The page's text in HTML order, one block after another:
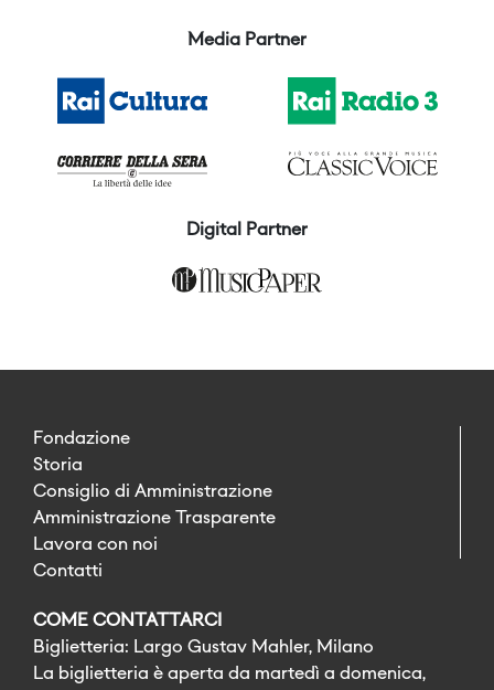
Media Partner
Digital Partner
Fondazione
Storia
Consiglio di Amministrazione
Amministrazione Trasparente
Lavora con noi
Contatti
COME CONTATTARCI
Biglietteria: Largo Gustav Mahler, Milano
La biglietteria è aperta da martedì a domenica,